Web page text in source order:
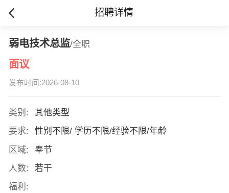
招聘详情
弱电技术总监/全职
面议
发布时间:2026-08-10
类别:
其他类型
要求:
性别不限/ 学历不限/经验不限/年龄
区域:
奉节
人数:
若干
福利: